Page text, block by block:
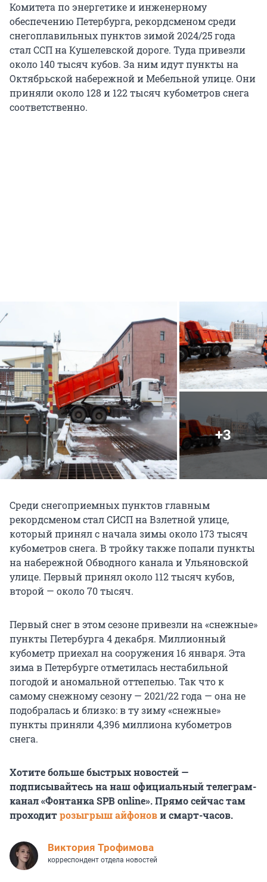
Комитета по энергетике и инженерному
обеспечению Петербурга, рекордсменом среди
снегоплавильных пунктов зимой 2024/25 года
стал ССП на Кушелевской дороге. Туда привезли
около 140 тысяч кубов. За ним идут пункты на
Октябрьской набережной и Мебельной улице. Они
приняли около 128 и 122 тысяч кубометров снега
соответственно.
+3
Среди снегоприемных пунктов главным
рекордсменом стал СИСП на Взлетной улице,
который принял с начала зимы около 173 тысяч
кубометров снега. В тройку также попали пункты
на набережной Обводного канала и Ульяновской
улице. Первый принял около 112 тысяч кубов,
второй — около 70 тысяч.
Первый снег в этом сезоне привезли на «снежные»
пункты Петербурга 4 декабря. Миллионный
кубометр приехал на сооружения 16 января. Эта
зима в Петербурге отметилась нестабильной
погодой и аномальной оттепелью. Так что к
самому снежному сезону — 2021/22 года — она не
подобралась и близко: в ту зиму «снежные»
пункты приняли 4,396 миллиона кубометров
снега.
Хотите больше быстрых новостей —
подписывайтесь на наш официальный телеграм-
канал «Фонтанка SPB online». Прямо сейчас там
проходитрозыгрыш айфонови смарт-часов.
Виктория Трофимова
корреспондент отдела новостей